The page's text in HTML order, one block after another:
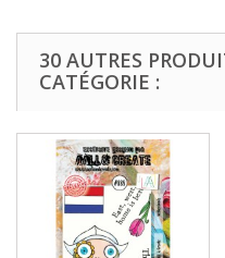
30 AUTRES
CATÉGORIE :